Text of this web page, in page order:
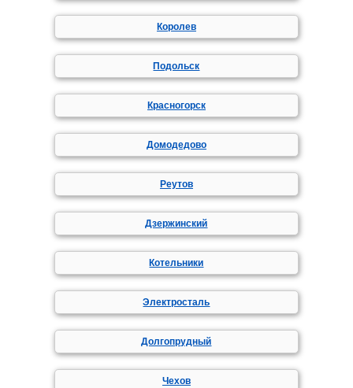
Королев
Подольск
Красногорск
Домодедово
Реутов
Дзержинский
Котельники
Электросталь
Долгопрудный
Чехов